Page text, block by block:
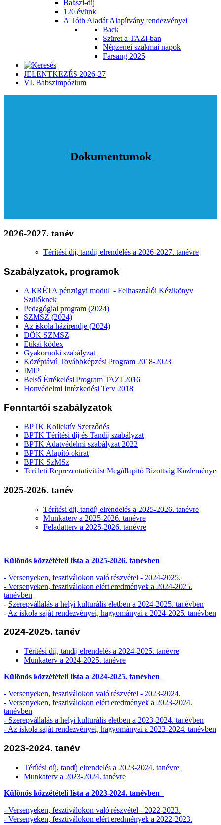
Babszi-díj
120 évünk
A Tóth Aladár Alapítvány rendezvényei
Back
Szüret a TAZI-ban
Népzenei szakmai napok
Farsang 2025
JELENTKEZÉS 2026-27
VI. Babszimpózium
Dokumentumok
2026-2027. tanév
Térítési díj, tandíj elrendelés a 2026-2027. tanévre
Szabályzatok, programok
A KRÉTA pénzügyi modul - Felhasználói Kézikönyv
Szülőknek
Pedagógiai program (2024)
SZMSZ (2024)
Az iskola házirendje (2024)
DÖK SZMSZ
Etikai kódex
Gyakornoki szabályzat
Középtávú Továbbképzési Program 2018-2023
IMIP
Belső Értékelési Program TAZI 2016
Honvédelmi Intézkedési Terv 2018
Fenntartói szabályzatok
BPTK Kollektív Szerződés
BPTK Térítési díj és Tandíj szabályzat
BPTK Adatvédelmi szabályzat 2022
BPTK Alapító okirat
BPTK SzMSz
Területi Reprezentativitást Megállapító Bizottság Közleménye
2025-2026. tanév
Térítési díj, tandíj elrendelés a 2025-2026. tanévre
Munkaterv a 2025-2026. tanévre
Feladatterv a 2025-2026. tanévre
Különös közzétételi lista a 2025-2026. tanévben
- Versenyeken, fesztiválokon való részvétel - 2024-2025.
- Versenyeken, fesztiválokon elért eredmények a 2024-2025.
tanévben
- Szerepvállalás a helyi kulturális életben a 2024-2025. tanévben
- Az iskola saját rendezvényei, hagyományai a 2024-2025. tanévben
2024-2025. tanév
Térítési díj, tandíj elrendelés a 2024-2025. tanévre
Munkaterv a 2024-2025. tanévre
Különös közzétételi lista a 2024-2025. tanévben
- Versenyeken, fesztiválokon való részvétel - 2023-2024.
- Versenyeken, fesztiválokon elért eredmények a 2023-2024.
tanévben
- Szerepvállalás a helyi kulturális életben a 2023-2024. tanévben
- Az iskola saját rendezvényei, hagyományai a 2023-2024. tanévben
2023-2024. tanév
Térítési díj, tandíj elrendelés a 2023-2024. tanévre
Munkaterv a 2023-2024. tanévre
Különös közzétételi lista a 2023-2024. tanévben
- Versenyeken, fesztiválokon való részvétel - 2022-2023.
- Versenyeken, fesztiválokon elért eredmények a 2022-2023.